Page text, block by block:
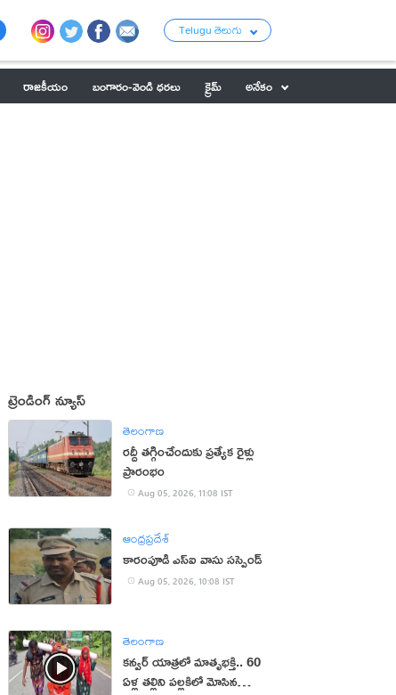
Telugu తెలుగు
రాజకీయం బంగారం-వెండి ధరలు క్రైమ్
అనేకం
ట్రెండింగ్ న్యూస్
తెలంగాణ
రద్దీ తగ్గించేందుకు ప్రత్యేక రైళ్లు
ప్రారంభం
Aug 05, 2026, 11:08 IST
ఆంధ్రప్రదేశ్
కారంపూడి ఎస్ఐ వాసు స‌స్పెండ్‌
Aug 05, 2026, 10:08 IST
తెలంగాణ
కన్వర్ యాత్రలో మాతృభక్తి.. 60
ఏళ్ల తల్లిని పల్లకిలో మోసిన